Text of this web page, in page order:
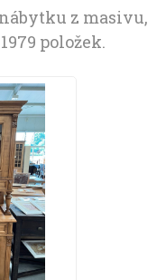
z masivu,
položek.